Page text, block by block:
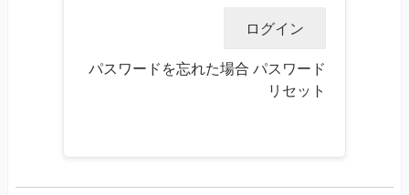
パスワードを忘れた場合 パスワード
リセット